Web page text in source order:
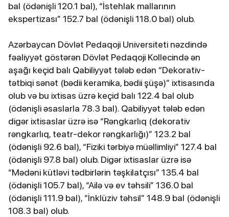
bal (ödənişli 120.1 bal), “İstehlak mallarının
ekspertizası” 152.7 bal (ödənişli 118.0 bal) olub.
Azərbaycan Dövlət Pedaqoji Universiteti nəzdində
fəaliyyət göstərən Dövlət Pedaqoji Kollecində ən
aşağı keçid balı Qabiliyyət tələb edən “Dekorativ-
tətbiqi sənət (bədii keramika, bədii şüşə)” ixtisasında
olub və bu ixtisas üzrə keçid balı 122.4 bal olub
(ödənişli əsaslarla 78.3 bal). Qabiliyyət tələb edən
digər ixtisaslar üzrə isə “Rəngkarlıq (dekorativ
rəngkarlıq, teatr-dekor rəngkarlığı)” 123.2 bal
(ödənişli 92.6 bal), “Fiziki tərbiyə müəllimliyi” 127.4 bal
(ödənişli 97.8 bal) olub. Digər ixtisaslar üzrə isə
“Mədəni kütləvi tədbirlərin təşkilatçısı” 135.4 bal
(ödənişli 105.7 bal), “Ailə və ev təhsili” 136.0 bal
(ödənişli 111.9 bal), “İnklüziv təhsil” 148.9 bal (ödənişli
108.3 bal) olub.